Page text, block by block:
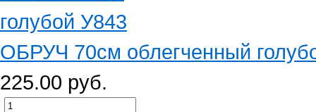
ОБРУЧ 70см облегченный
225.00 руб.